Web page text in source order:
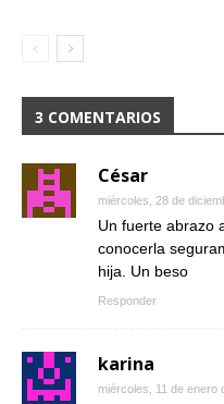
3 COMENTARIOS
César
miércoles, 28 de
Un fuerte abrazo
conocerla
hija. Un beso
Responder
karina
miércoles, 11 de enero